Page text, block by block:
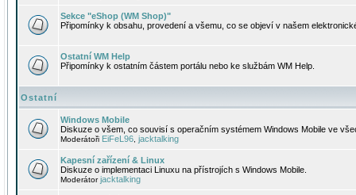
Sekce "eShop (WM Shop)"
Připomínky k obsahu, provedení a všemu, co se objeví v našem
Ostatní WM Help
Připomínky k ostatním částem portálu nebo ke službám WM Help.
Ostatní
Windows Mobile
Diskuze o všem, co souvisí s operačním systémem Windows Mobile ve
Moderátoři EiFeL96 jacktalking
Kapesní zařízení & Linux
Diskuze o implementaci Linuxu na přístrojích s Windows Mobile.
Moderátorjacktalking